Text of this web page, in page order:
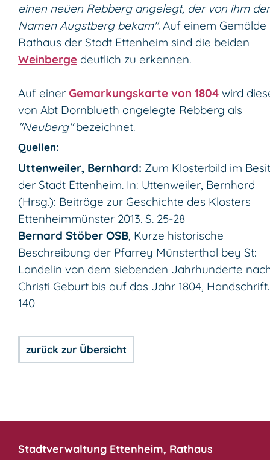
einen neüen Rebberg angelegt, der von ihm
Namen Augstberg bekam". Auf einem Gemälde
Rathaus der Stadt Ettenheim sind die beiden
Weinberge deutlich zu erkennen.
Auf einer Gemarkungskarte von 1804 wird
von Abt Dornblueth angelegte Rebberg als
"Neuberg"bezeichnet.
Quellen:
Uttenweiler, Bernhard: Zum Klosterbild im
der Stadt Ettenheim. In: Uttenweiler, Bernhard
(Hrsg.): Beiträge zur Geschichte des Klosters
Ettenheimmünster 2013. S. 25-28
Bernard Stöber OSB, Kurze historische
Beschreibung der Pfarrey Münsterthal bey St:
Landelin von dem siebenden Jahrhunderte
Christi Geburt bis auf das Jahr 1804, Handschrift.
140
zurück zur Übersicht
Stadtverwaltung Ettenheim, Rathaus